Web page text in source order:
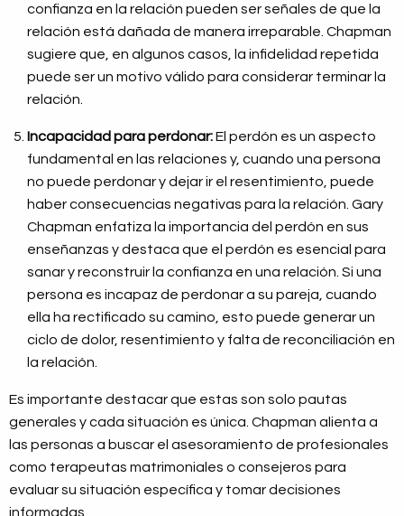
confianza en la relación pueden ser señales de que la
relación está dañada de manera irreparable. Chapman
sugiere que, en algunos casos, la infidelidad repetida
puede ser un motivo válido para considerar terminar la
relación.
Incapacidad para perdonar:El perdón es un aspecto
fundamental en las relaciones y, cuando una persona
no puede perdonar y dejar ir el resentimiento, puede
haber consecuencias negativas para la relación. Gary
Chapman enfatiza la importancia del perdón en sus
enseñanzas y destaca que el perdón es esencial para
sanar y reconstruir la confianza en una relación. Si una
persona es incapaz de perdonar a su pareja, cuando
ella ha rectificado su camino, esto puede generar un
ciclo de dolor, resentimiento y falta de reconciliación en
la relación.
Es importante destacar que estas son solo pautas
generales y cada situación es única. Chapman alienta a
las personas a buscar el asesoramiento de profesionales
como terapeutas matrimoniales o consejeros para
evaluar su situación específica y tomar decisiones
informadas.